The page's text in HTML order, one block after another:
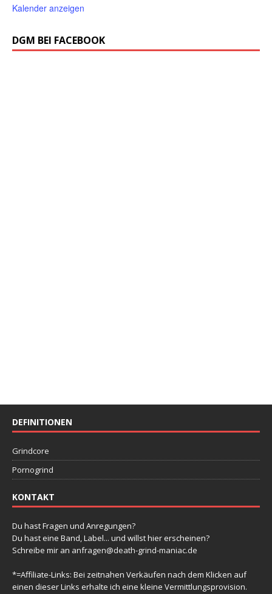
o
e
h
Kalender anzeigen
DGM BEI FACEBOOK
DEFINITIONEN
Grindcore
Pornogrind
KONTAKT
Du hast Fragen und Anregungen?
Du hast eine Band, Label... und willst hier erscheinen?
Schreibe mir an anfragen@death-grind-maniac.de
*=Affiliate-Links: Bei zeitnahen Verkäufen nach dem Klicken auf
einen dieser Links erhalte ich eine kleine Vermittlungsprovision.